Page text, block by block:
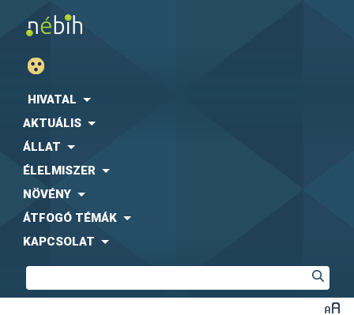
HIVATAL
AKTUÁLIS
ÁLLAT
ÉLELMISZER
NÖVÉNY
ÁTFOGÓ TÉMÁK
KAPCSOLAT